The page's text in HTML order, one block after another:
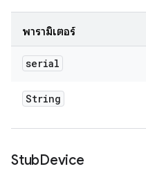
พารามิเตอร์
serial
String
StubDevice